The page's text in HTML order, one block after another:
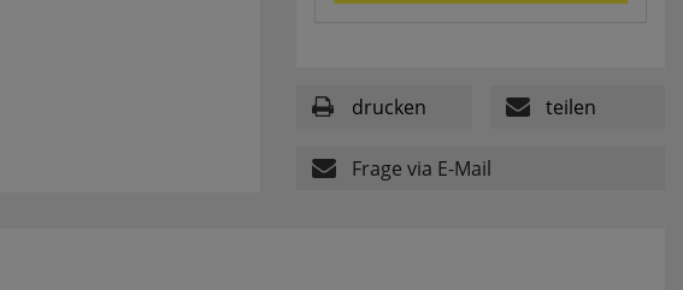
drucken teilen
Frage via E-Mail